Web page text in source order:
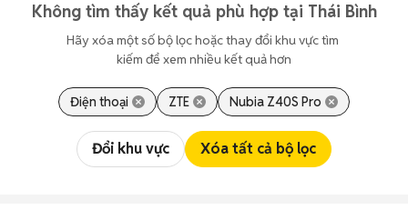
Không tìm thấy kết quả phù hợp tại Thái Bình
Hãy xóa một số bộ lọc hoặc thay đổi khu vực tìm
kiếm để xem nhiều kết quả hơn
Điện thoại ZTE Nubia Z40S Pro
Đổi khu vực Xóa tất cả bộ lọc